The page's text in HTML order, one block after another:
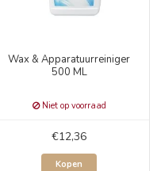
Wax & Apparatuurreiniger
500 ML
Niet op voorraad
€12,36
Kopen